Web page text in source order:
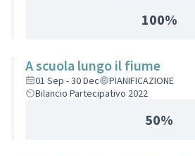
100%
A scuola lungo il fiume
01 Sep - 30 Dec
PIANIFICAZIONE
Bilancio Partecipativo 2022
50%